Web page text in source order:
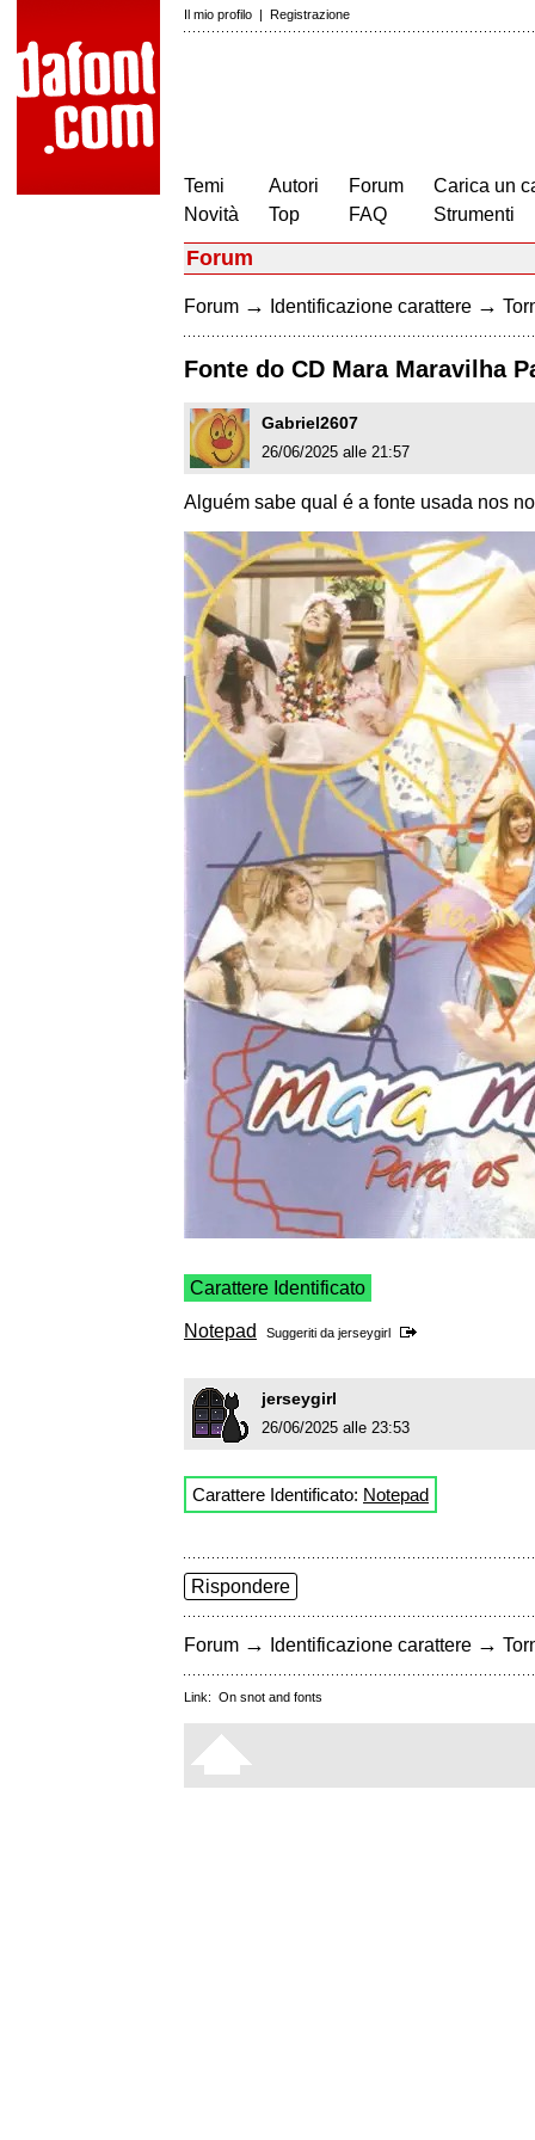
Il mio profilo | Registrazione
Temi
Novità
Autori
Top
Forum
FAQ
Carica un
Strumenti
Forum
Forum → Identificazione carattere →
Fonte do CD Mara Maravilha
Gabriel2607
26/06/2025 alle 21:57
Alguém sabe qual é a fonte usada nos
Carattere Identificato
Notepad Suggeriti da jerseygirl
jerseygirl
26/06/2025 alle 23:53
Carattere Identificato: Notepad
Rispondere
Forum → Identificazione carattere →
Link: On snot and fonts